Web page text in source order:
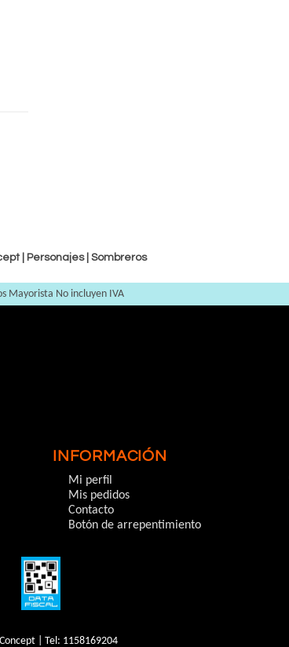
| Personajes| Sombreros
Mayorista No incluyen IVA
INFORMACIÓN
Mi perfil
Mis pedidos
Contacto
Botón de arrepentimiento
| Tel: 1158169204